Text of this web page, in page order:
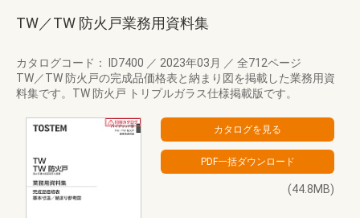
TW／TW 防火戸業務用資料集
カタログコード： ID7400 ／ 2023年03月 ／ 全712ページ
TW／TW 防火戸の完成品価格表と納まり図を掲載した業務用資
料集です。TW 防火戸 トリプルガラス仕様掲載版です。
(44.8MB)